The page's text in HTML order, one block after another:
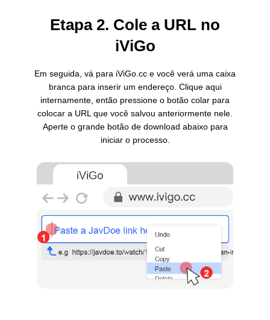
Etapa 2. Cole a URL no
iViGo
Em seguida, vá para iViGo.cc e você verá uma caixa
branca para inserir um endereço. Clique aqui
internamente, então pressione o botão colar para
colocar a URL que você salvou anteriormente nele.
Aperte o grande botão de download abaixo para
iniciar o processo.